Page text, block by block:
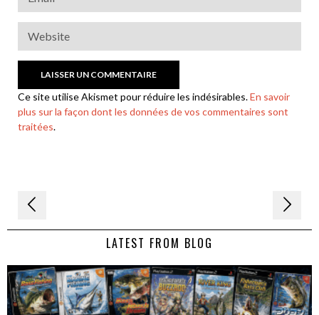
Ce site utilise Akismet pour réduire les indésirables.En savoir
plus sur la façon dont les données de vos commentaires sont
traitées.
Navigation
de LATEST FROM BLOG